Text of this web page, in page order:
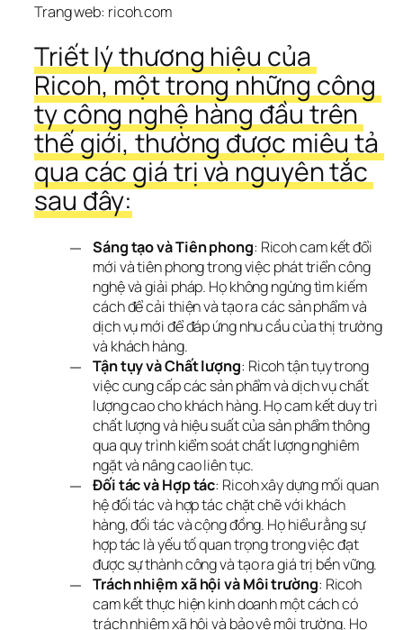
Trang web: ricoh.com
Triết lý thương hiệu của
Ricoh, một trong những công
ty công nghệ hàng đầu trên
thế giới, thường được miêu tả
qua các giá trị và nguyên tắc
sau đây:
Sáng tạo và Tiên phong: Ricoh cam kết đổi
mới và tiên phong trong việc phát triển công
nghệ và giải pháp. Họ không ngừng tìm kiếm
cách để cải thiện và tạo ra các sản phẩm và
dịch vụ mới để đáp ứng nhu cầu của thị trường
và khách hàng.
Tận tụy và Chất lượng: Ricoh tận tụy trong
việc cung cấp các sản phẩm và dịch vụ chất
lượng cao cho khách hàng. Họ cam kết duy trì
chất lượng và hiệu suất của sản phẩm thông
qua quy trình kiểm soát chất lượng nghiêm
ngặt và nâng cao liên tục.
Đối tác và Hợp tác: Ricoh xây dựng mối quan
hệ đối tác và hợp tác chặt chẽ với khách
hàng, đối tác và cộng đồng. Họ hiểu rằng sự
hợp tác là yếu tố quan trọng trong việc đạt
được sự thành công và tạo ra giá trị bền vững.
Trách nhiệm xã hội và Môi trường: Ricoh
cam kết thực hiện kinh doanh một cách có
trách nhiệm xã hội và bảo vệ môi trường. Họ